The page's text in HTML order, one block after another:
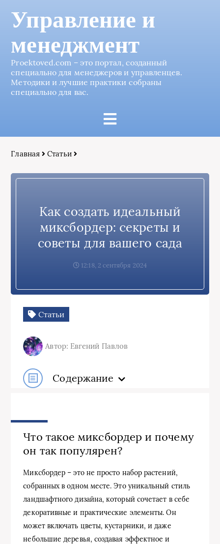
Управление и
менеджмент
Proektoved.com – это портал, созданный
специально для менеджеров и управленцев.
Методики и лучшие практики собраны
специально для вас.
Главная Статьи
Как создать идеальный
миксбордер: секреты и
советы для вашего сада
12:18, 2 сентября 2024
Статьи
Автор: Евгений Павлов
Содержание
Что такое миксбордер и почему
он так популярен?
Миксбордер – это не просто набор растений,
собранных в одном месте. Это уникальный стиль
ландшафтного дизайна, который сочетает в себе
декоративные и практические элементы. Он
может включать цветы, кустарники, и даже
небольшие деревья, создавая эффектное и